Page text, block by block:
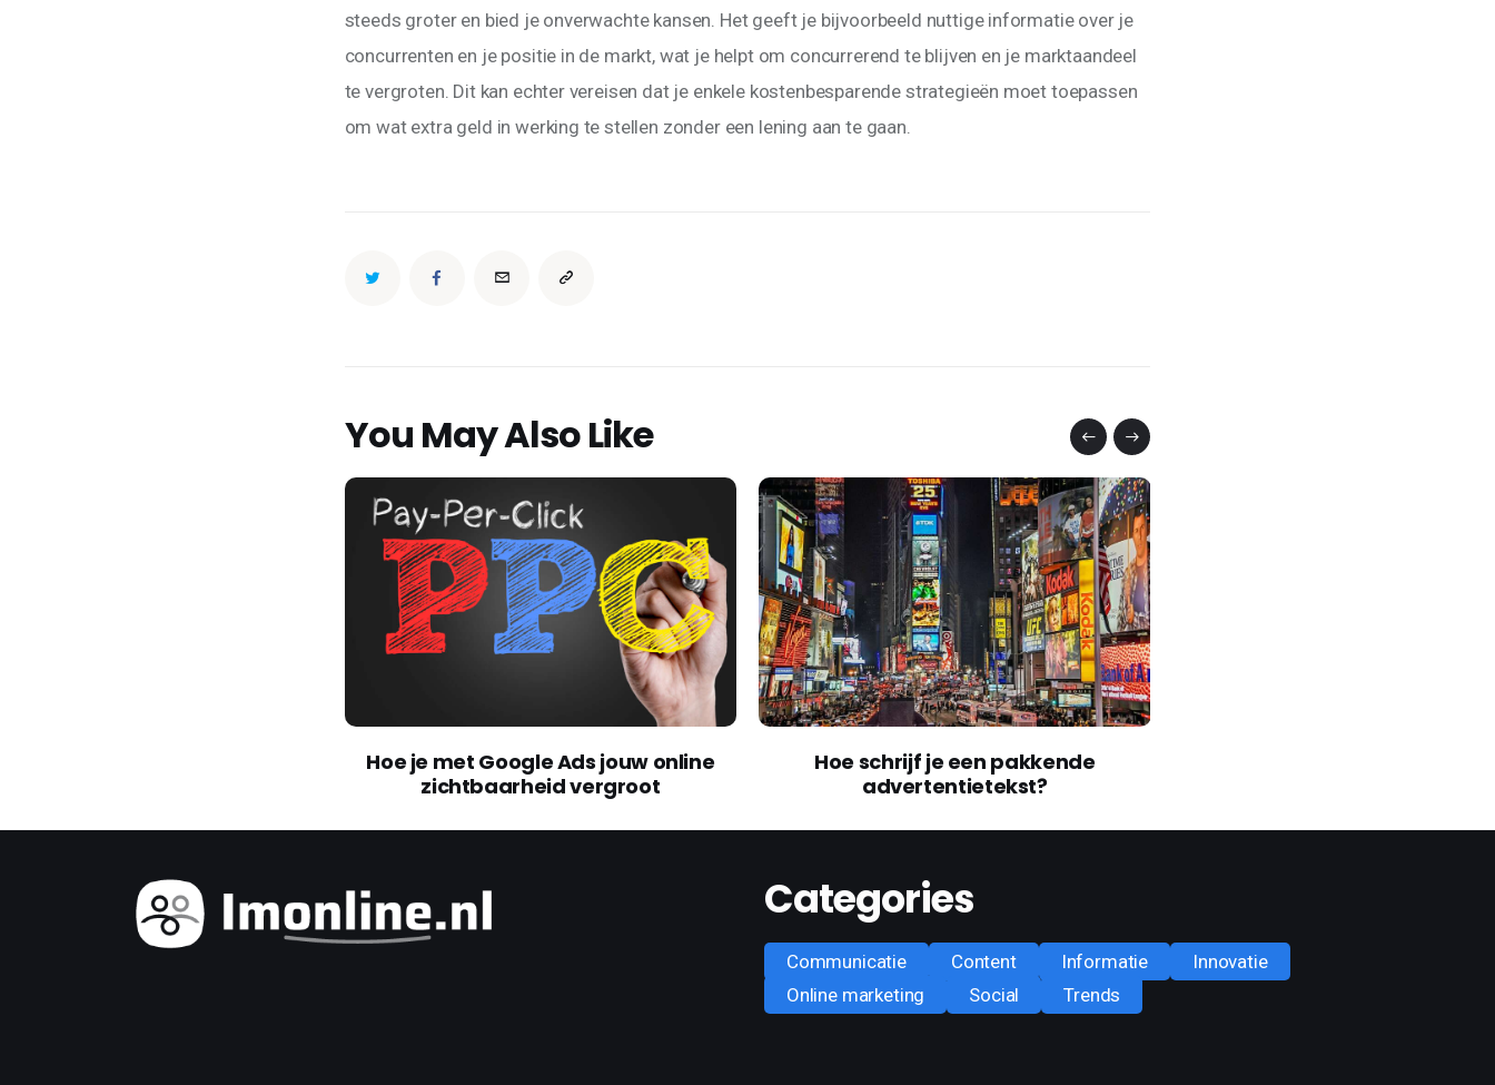
steeds groter en bied je onverwachte kansen. Het geeft je bijvoorbeeld nuttige informatie over je
concurrenten en je positie in de markt, wat je helpt om concurrerend te blijven en je marktaandeel
te vergroten. Dit kan echter vereisen dat je enkele kostenbesparende strategieën moet toepassen
om wat extra geld in werking te stellen zonder een lening aan te gaan.
You May Also Like
Hoe schrijf je een pakkende
advertentietekst?
Hoe linkbuilding werkt en waar een
sterke strategie aan voldoet
Categories
Communicatie Content Informatie
Innovatie
Online marketing
Social Trends